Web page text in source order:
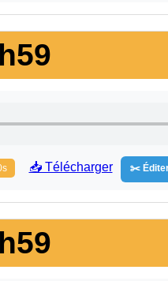
📥 Télécharger ✂️